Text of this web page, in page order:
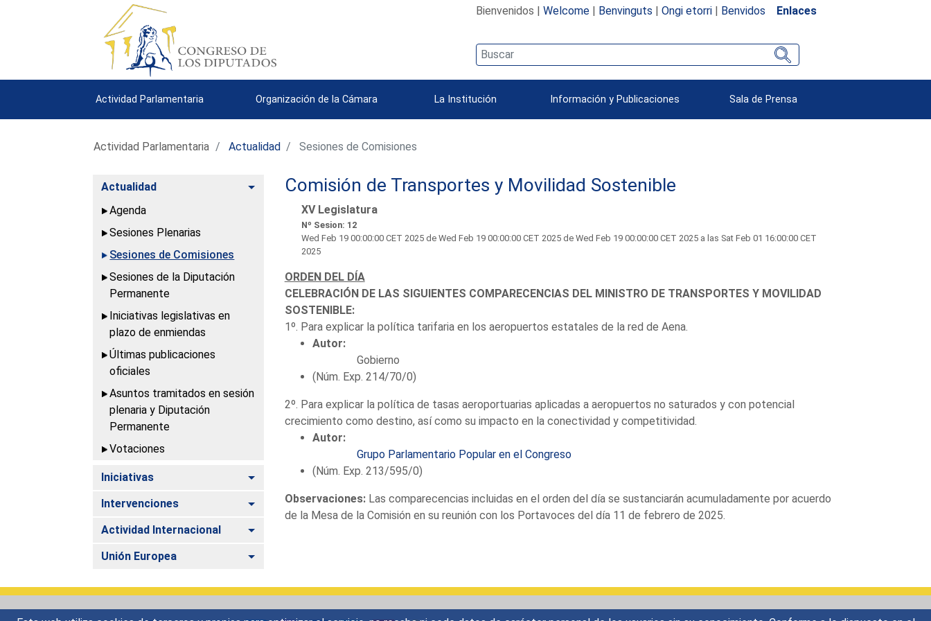
Bienvenidos | Welcome| Benvinguts | Ongi etorri| Benvidos Enlaces
Actividad Parlamentaria Organización de la Cámara La Institución Información y Publicaciones Sala de Prensa
Actividad Parlamentaria Actualidad Sesiones de Comisiones
Actualidad
Alternar
Agenda
Sesiones Plenarias
Sesiones de Comisiones
Sesiones de la Diputación
Permanente
Iniciativas legislativas en
plazo de enmiendas
Últimas publicaciones
oficiales
Asuntos tramitados en sesión
plenaria y Diputación
Permanente
Votaciones
Iniciativas Alternar
Intervenciones Alternar
Actividad Internacional Alternar
Unión Europea Alternar
Comisión de Transportes y Movilidad Sostenible
XV Legislatura
Nº Sesion: 12
Wed Feb 19 00:00:00 CET 2025de Wed Feb 19 00:00:00 CET 2025 de Wed Feb 19 00:00:00 CET 2025 a las Sat Feb 01 16:00:00 CET
2025
ORDEN DEL DÍA
CELEBRACIÓN DE LAS SIGUIENTES COMPARECENCIAS DEL MINISTRO DE TRANSPORTES Y MOVILIDAD
SOSTENIBLE:
1º. Para explicar la política tarifaria en los aeropuertos estatales de la red de Aena.
Autor:
Gobierno
(Núm. Exp. 214/70/0)
2º. Para explicar la política de tasas aeroportuarias aplicadas a aeropuertos no saturados y con potencial
crecimiento como destino, así como su impacto en la conectividad y competitividad.
Autor:
Grupo Parlamentario Popular en el Congreso
(Núm. Exp. 213/595/0)
Observaciones:Las comparecencias incluidas en el orden del día se sustanciarán acumuladamente por acuerdo
de la Mesa de la Comisión en su reunión con los Portavoces del día 11 de febrero de 2025.